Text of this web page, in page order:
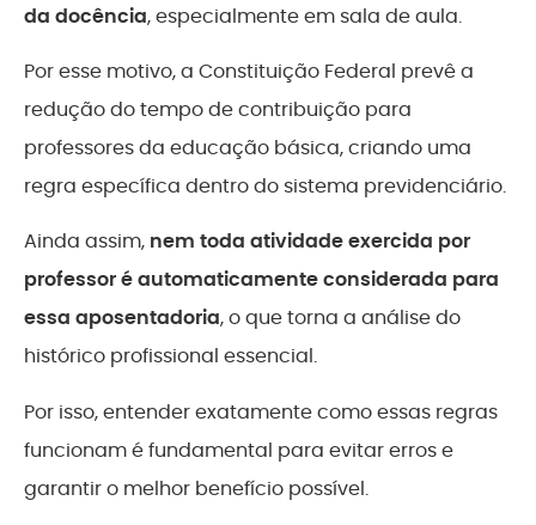
da docência, especialmente em sala de aula.
Por esse motivo, a Constituição Federal prevê a
redução do tempo de contribuição para
professores da educação básica, criando uma
regra específica dentro do sistema previdenciário.
Ainda assim, nem toda atividade exercida por
professor é automaticamente considerada para
essa aposentadoria, o que torna a análise do
histórico profissional essencial.
Por isso, entender exatamente como essas regras
funcionam é fundamental para evitar erros e
garantir o melhor benefício possível.